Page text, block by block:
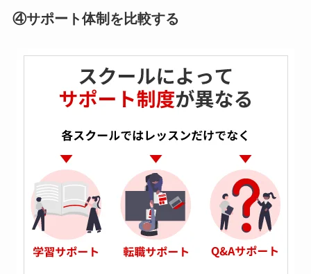
④サポート体制を比較する